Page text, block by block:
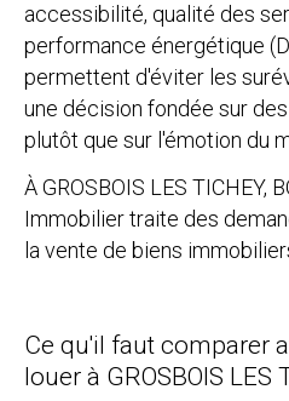
accessibilité, qualité des
performance énergétique
permettent d'éviter les
une décision fondée sur
plutôt que sur l'émotion du
À GROSBOIS LES TICHEY,
Immobilier traite des
la vente de biens
Ce qu'il faut comparer
louer à GROSBOIS LES